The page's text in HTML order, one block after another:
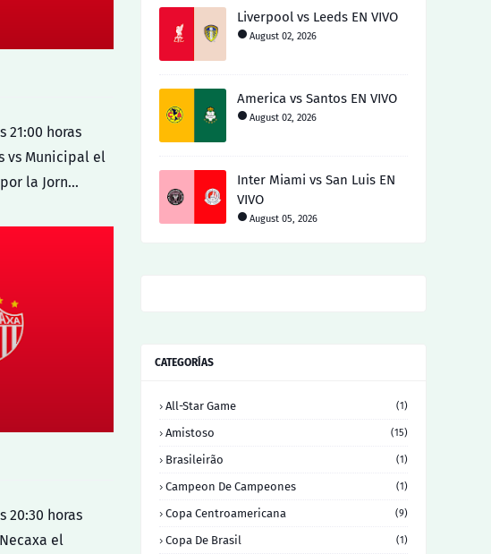
21:00 horas
vs Municipal el
la Jorn…
20:30 horas
el
Liverpool vs Leeds EN VIVO
August 02, 2026
America vs Santos EN VIVO
August 02, 2026
Inter Miami vs San Luis EN
VIVO
August 05, 2026
CATEGORÍAS
All-Star Game (1)
Amistoso (15)
Brasileirão (1)
Campeon De Campeones (1)
Copa Centroamericana (9)
Copa De Brasil (1)